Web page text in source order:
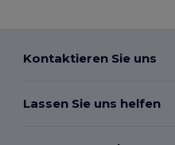
Kontaktieren Sie uns
Lassen Sie uns helfen